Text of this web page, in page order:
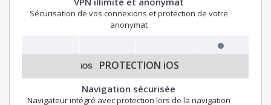
Sécurisation de vos connexions et protection de votre
anonymat
PROTECTION iOS
Navigation sécurisée
Navigateur intégré avec protection lors de la navigation